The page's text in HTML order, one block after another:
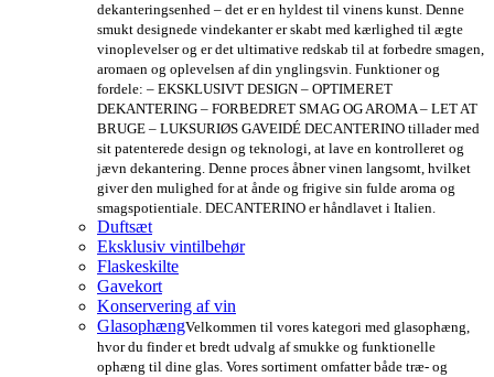
dekanteringsenhed – det er en hyldest til vinens kunst. Denne
smukt designede vindekanter er skabt med kærlighed til ægte
vinoplevelser og er det ultimative redskab til at forbedre smagen,
aromaen og oplevelsen af din ynglingsvin. Funktioner og
fordele: – EKSKLUSIVT DESIGN – OPTIMERET
DEKANTERING – FORBEDRET SMAG OG AROMA – LET AT
BRUGE – LUKSURIØS GAVEIDÉ DECANTERINO tillader med
sit patenterede design og teknologi, at lave en kontrolleret og
jævn dekantering. Denne proces åbner vinen langsomt, hvilket
giver den mulighed for at ånde og frigive sin fulde aroma og
smagspotientiale. DECANTERINO er håndlavet i Italien.
Duftsæt
Eksklusiv vintilbehør
Flaskeskilte
Gavekort
Konservering af vin
GlasophængVelkommen til vores kategori med glasophæng,
hvor du finder et bredt udvalg af smukke og funktionelle
ophæng til dine glas. Vores sortiment omfatter både træ- og